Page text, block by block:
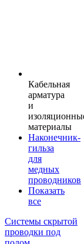
Кабельная
арматура
и
материалы
Наконечник-
гильза
для
медных
проводников
Показать
все
Системы скрытой
проводки под